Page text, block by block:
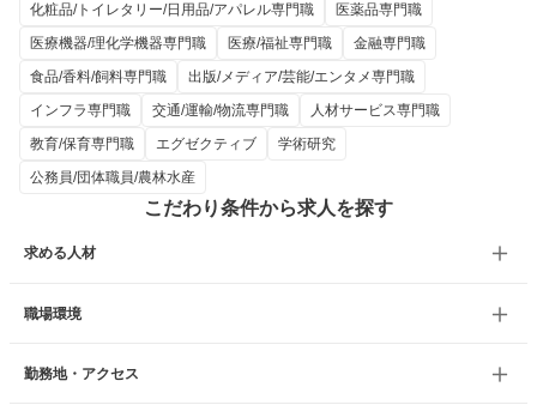
化粧品/トイレタリー/日用品/アパレル専門職
医薬品専門職
医療機器/理化学機器専門職
医療/福祉専門職
金融専門職
食品/香料/飼料専門職
出版/メディア/芸能/エンタメ専門職
インフラ専門職
交通/運輸/物流専門職
人材サービス専門職
教育/保育専門職
エグゼクティブ
学術研究
公務員/団体職員/農林水産
こだわり条件から求人を探す
求める人材
職場環境
勤務地・アクセス